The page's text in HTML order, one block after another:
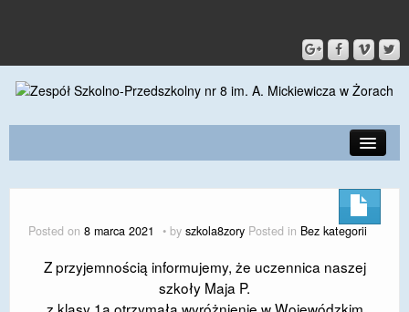
DLA RODZICÓW I UCZNIÓW
Posted on 8 marca 2021 by szkola8zory Posted in Bez kategorii
Z przyjemnością informujemy, że uczennica naszej
szkoły Maja P.